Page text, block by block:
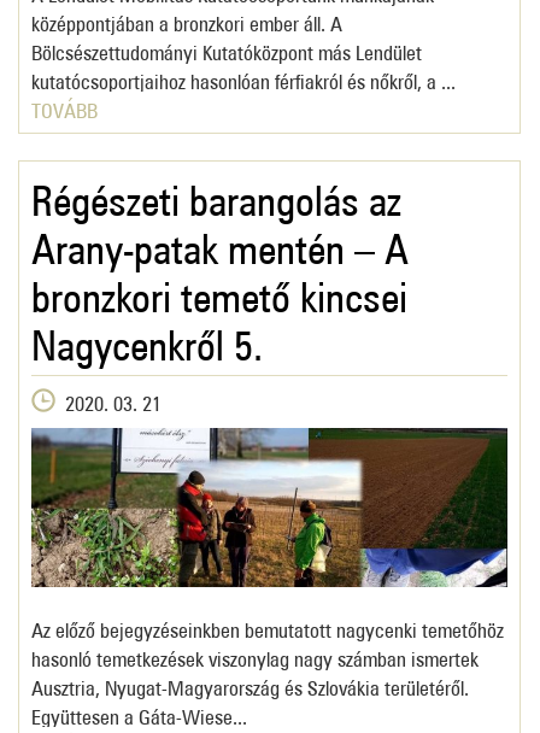
középpontjában a bronzkori ember áll. A
Bölcsészettudományi Kutatóközpont más Lendület
kutatócsoportjaihoz hasonlóan férfiakról és nőkről, a ...
TOVÁBB
Régészeti barangolás az
Arany-patak mentén – A
bronzkori temető kincsei
Nagycenkről 5.
2020. 03. 21
Az előző bejegyzéseinkben bemutatott nagycenki temetőhöz
hasonló temetkezések viszonylag nagy számban ismertek
Ausztria, Nyugat-Magyarország és Szlovákia területéről.
Együttesen a Gáta-Wiese...